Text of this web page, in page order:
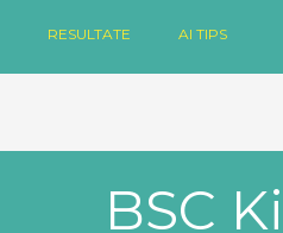
RESULTATE AI TIPS
BSC